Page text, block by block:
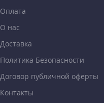
Оплата
О нас
Доставка
Политика Безопасности
Договор публичной оферты
Контакты